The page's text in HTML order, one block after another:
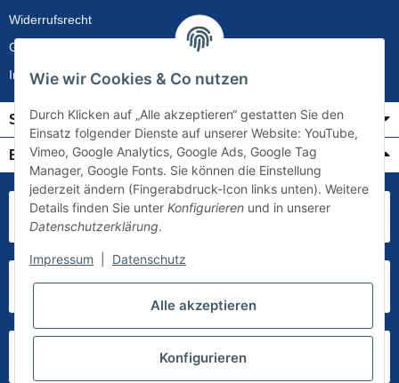
Widerrufsrecht
Gewährleistung
Impressum
Service
Bezahlung & Versand
Wie wir Cookies & Co nutzen
Durch Klicken auf „Alle akzeptieren“ gestatten Sie den
Einsatz folgender Dienste auf unserer Website: YouTube,
Vimeo, Google Analytics, Google Ads, Google Tag
Manager, Google Fonts. Sie können die Einstellung
jederzeit ändern (Fingerabdruck-Icon links unten). Weitere
Details finden Sie unter Konfigurieren und in unserer
Datenschutzerklärung.
Impressum Datenschutz
Alle akzeptieren
Konfigurieren